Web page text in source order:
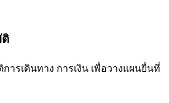
การเดินทาง การเงิน เพื่อวางแผนยื่นที่